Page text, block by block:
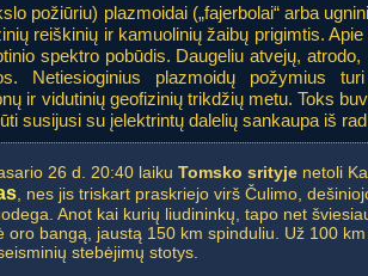
požiūriu) plazmoidai („fajerbolai“ arba
reiškinių ir kamuolinių žaibų prigimtis.
spektro pobūdis. Daugeliu atvejų,
Netiesioginius plazmoidų požymius
ir vidutinių geofizinių trikdžių metu. Toks
susijusi su įelektrintų dalelių sankaupa iš
26 d. 20:40 laiku Tomsko srityje netoli
, nes jis triskart praskriejo virš Čulimo,
Anot kai kurių liudininkų, tapo net
oro bangą, jaustą 150 km spinduliu. Už 100
stebėjimų stotys.